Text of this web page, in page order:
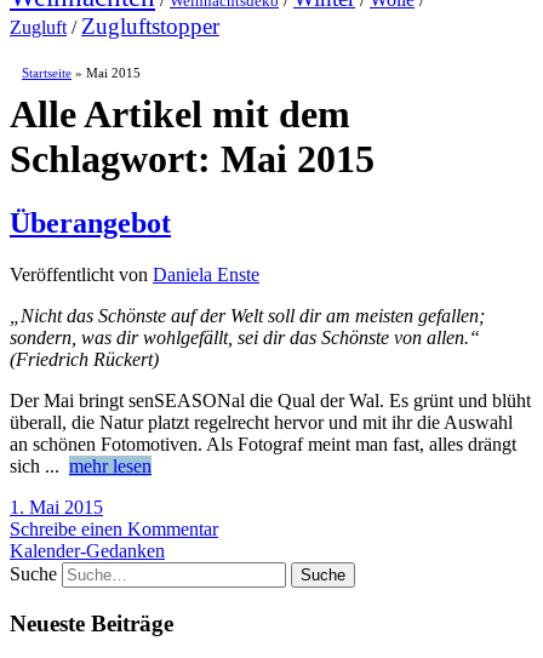
Zugluft / Zugluftstopper
Startseite » Mai 2015
Alle Artikel mit dem
Schlagwort: Mai 2015
Überangebot
Veröffentlicht von Daniela Enste
„Nicht das Schönste auf der Welt soll dir am meisten gefallen;
sondern, was dir wohlgefällt, sei dir das Schönste von allen.“
(Friedrich Rückert)
Der Mai bringt senSEASONal die Qual der Wal. Es grünt und blüht
überall, die Natur platzt regelrecht hervor und mit ihr die Auswahl
an schönen Fotomotiven. Als Fotograf meint man fast, alles drängt
sich ... mehr lesen
1. Mai 2015
Schreibe einen Kommentar
Kalender-Gedanken
Suche
Neueste Beiträge